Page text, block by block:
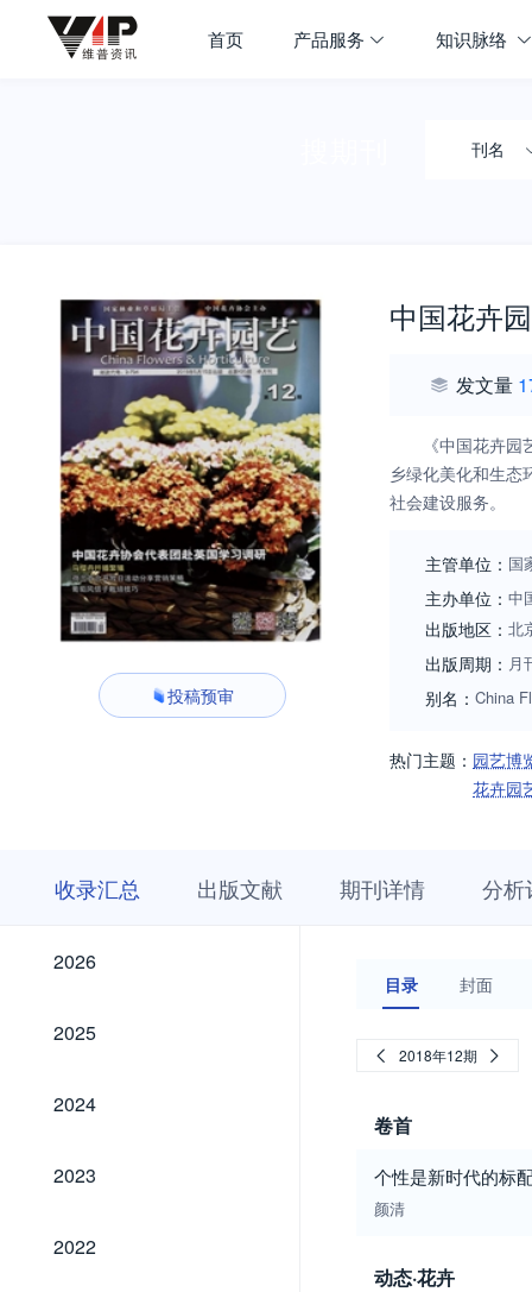
首页 产品服务 知识脉络
刊名
投稿预审
中国花卉
发文量
《中国花卉
乡绿化美化和生态
社会建设服务。
主管单位： 国
主办单位： 中
出版地区： 北
出版周期： 月
别名： China
热门主题： 园艺博
花卉园
收录汇总 出版文献 期刊详情 分析
2026
2026
2025
2025
2024
2024
2023
2023
2022
2022
目录 封面
2018年12期
卷首
个性是新时代的标
颜清
动态·花卉